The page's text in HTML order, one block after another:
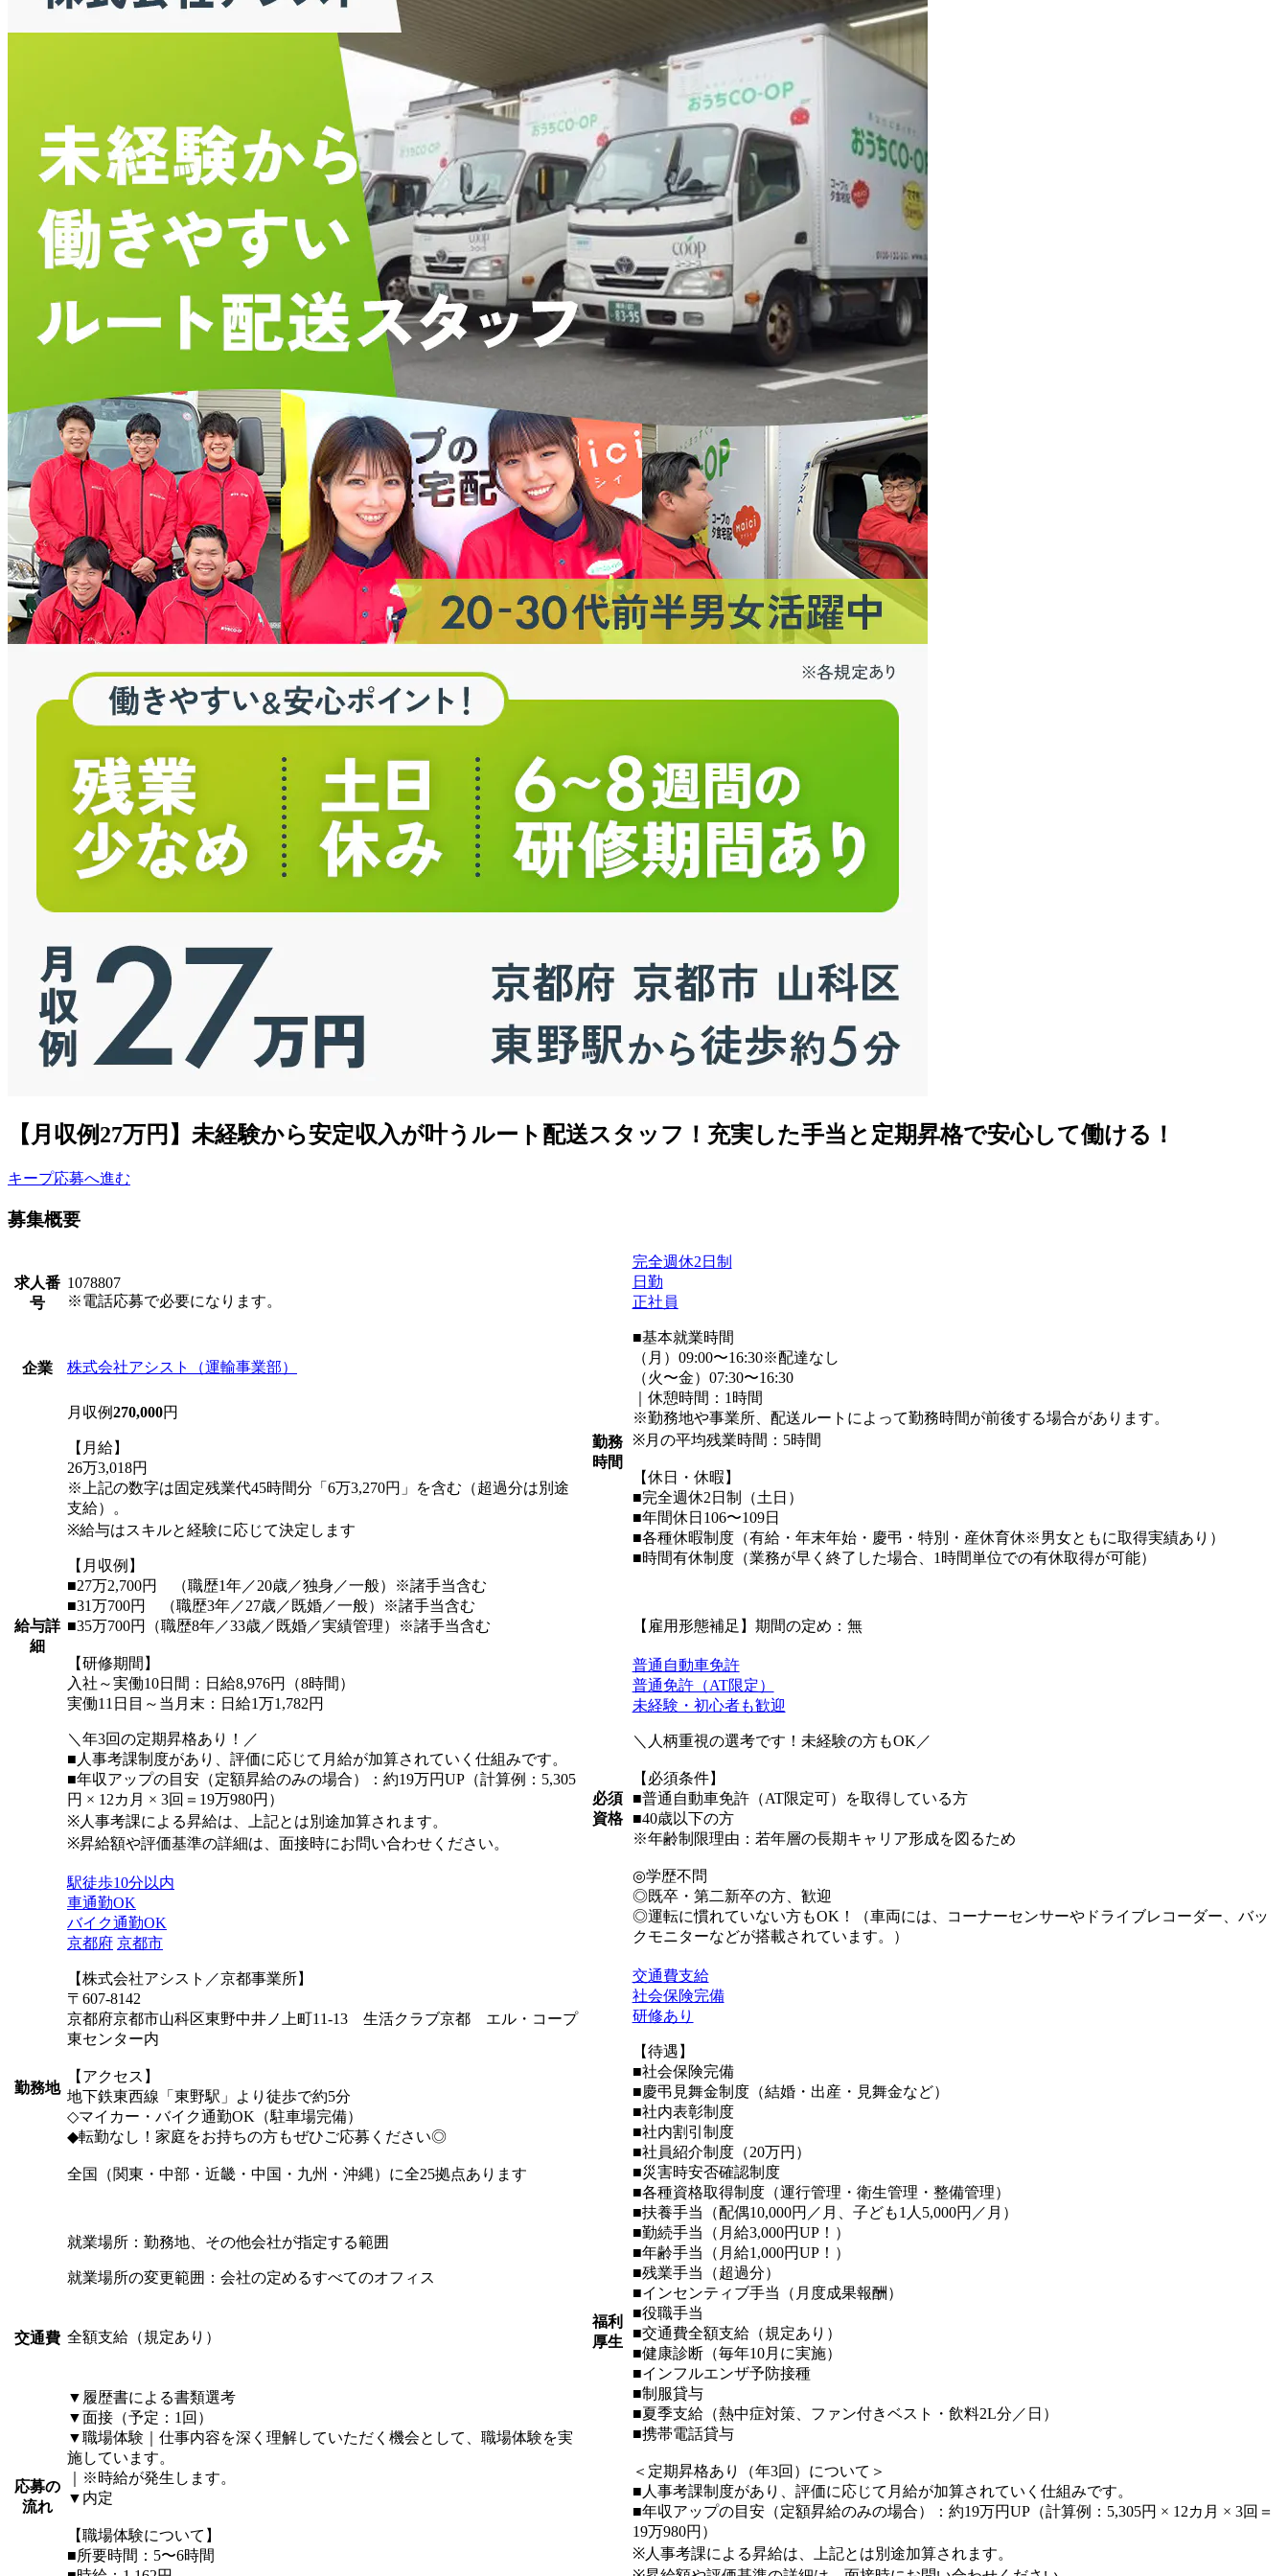
【月収例27万円】未経験から安定収入が叶うルート配送スタッフ！充実した手当と定期昇格で安心して働ける！
キープ応募へ進む
募集概要
求人番
号
1078807
※電話応募で必要になります。
企業 株式会社アシスト（運輸事業部）
給与詳
細
月収例270,000円
【月給】
26万3,018円
※上記の数字は固定残業代45時間分「6万3,270円」を含む（超過分は別途
支給）。
※給与はスキルと経験に応じて決定します
【月収例】
■27万2,700円 （職歴1年／20歳／独身／一般）※諸手当含む
■31万700円 （職歴3年／27歳／既婚／一般）※諸手当含む
■35万700円（職歴8年／33歳／既婚／実績管理）※諸手当含む
【研修期間】
入社～実働10日間：日給8,976円（8時間）
実働11日目～当月末：日給1万1,782円
＼年3回の定期昇格あり！／
■人事考課制度があり、評価に応じて月給が加算されていく仕組みです。
■年収アップの目安（定額昇給のみの場合）：約19万円UP（計算例：5,305
円 × 12カ月 × 3回＝19万980円）
※人事考課による昇給は、上記とは別途加算されます。
※昇給額や評価基準の詳細は、面接時にお問い合わせください。
勤務地
駅徒歩10分以内
車通勤OK
バイク通勤OK
京都府 京都市
【株式会社アシスト／京都事業所】
〒607-8142
京都府京都市山科区東野中井ノ上町11-13 生活クラブ京都 エル・コープ
東センター内
【アクセス】
地下鉄東西線「東野駅」より徒歩で約5分
◇マイカー・バイク通勤OK（駐車場完備）
◆転勤なし！家庭をお持ちの方もぜひご応募ください◎
全国（関東・中部・近畿・中国・九州・沖縄）に全25拠点あります
就業場所：勤務地、その他会社が指定する範囲
就業場所の変更範囲：会社の定めるすべてのオフィス
交通費 全額支給（規定あり）
応募の
流れ
▼履歴書による書類選考
▼面接（予定：1回）
▼職場体験｜仕事内容を深く理解していただく機会として、職場体験を実
施しています。
｜※時給が発生します。
▼内定
【職場体験について】
■所要時間：5〜6時間
勤務
時間
完全週休2日制
日勤
正社員
■基本就業時間
（月）09:00〜16:30※配達なし
（火〜金）07:30〜16:30
｜休憩時間：1時間
※勤務地や事業所、配送ルートによって勤務時間が前後する場合があります。
※月の平均残業時間：5時間
【休日・休暇】
■完全週休2日制（土日）
■年間休日106〜109日
■各種休暇制度（有給・年末年始・慶弔・特別・産休育休※男女ともに取得実績あり）
■時間有休制度（業務が早く終了した場合、1時間単位での有休取得が可能）
【雇用形態補足】期間の定め：無
必須
資格
普通自動車免許
普通免許（AT限定）
未経験・初心者も歓迎
＼人柄重視の選考です！未経験の方もOK／
【必須条件】
■普通自動車免許（AT限定可）を取得している方
■40歳以下の方
※年齢制限理由：若年層の長期キャリア形成を図るため
◎学歴不問
◎既卒・第二新卒の方、歓迎
◎運転に慣れていない方もOK！（車両には、コーナーセンサーやドライブレコーダー、バッ
クモニターなどが搭載されています。）
福利
厚生
交通費支給
社会保険完備
研修あり
【待遇】
■社会保険完備
■慶弔見舞金制度（結婚・出産・見舞金など）
■社内表彰制度
■社内割引制度
■社員紹介制度（20万円）
■災害時安否確認制度
■各種資格取得制度（運行管理・衛生管理・整備管理）
■扶養手当（配偶10,000円／月、子ども1人5,000円／月）
■勤続手当（月給3,000円UP！）
■年齢手当（月給1,000円UP！）
■残業手当（超過分）
■インセンティブ手当（月度成果報酬）
■役職手当
■交通費全額支給（規定あり）
■健康診断（毎年10月に実施）
■インフルエンザ予防接種
■制服貸与
■夏季支給（熱中症対策、ファン付きベスト・飲料2L分／日）
■携帯電話貸与
＜定期昇格あり（年3回）について＞
■人事考課制度があり、評価に応じて月給が加算されていく仕組みです。
■年収アップの目安（定額昇給のみの場合）：約19万円UP（計算例：5,305円 × 12カ月 × 3回＝
19万980円）
※人事考課による昇給は、上記とは別途加算されます。